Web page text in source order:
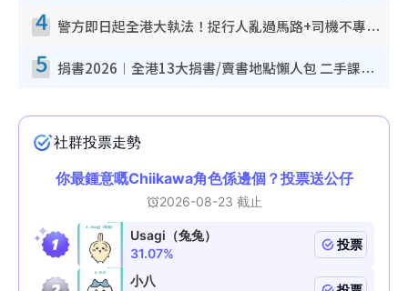
4 警方即日起全港大執法！捉行人亂過馬路+司機不專注駕駛！亂過馬路罰$2000
5 捐書2026︱全港13大捐書/賣書地點懶人包 二手課本最高$150＋舊書換免費咖啡/戲票